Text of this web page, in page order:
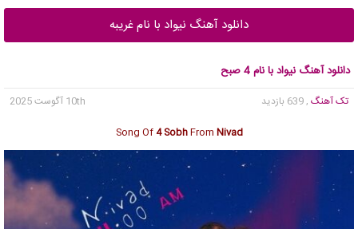
دانلود آهنگ نیواد با نام غریبه
دانلود آهنگ نیواد با نام 4 صبح
تک آهنگ , 639 بازدید
10th آگوست 2025
Song Of4 SobhFrom Nivad